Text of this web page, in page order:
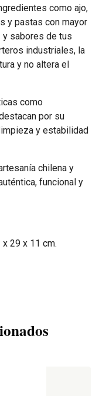
como ajo,
y pastas con mayor
y sabores de tus
industriales, la
y no altera el
como
por su
y estabilidad
chilena y
funcional y
29 x 11 cm.